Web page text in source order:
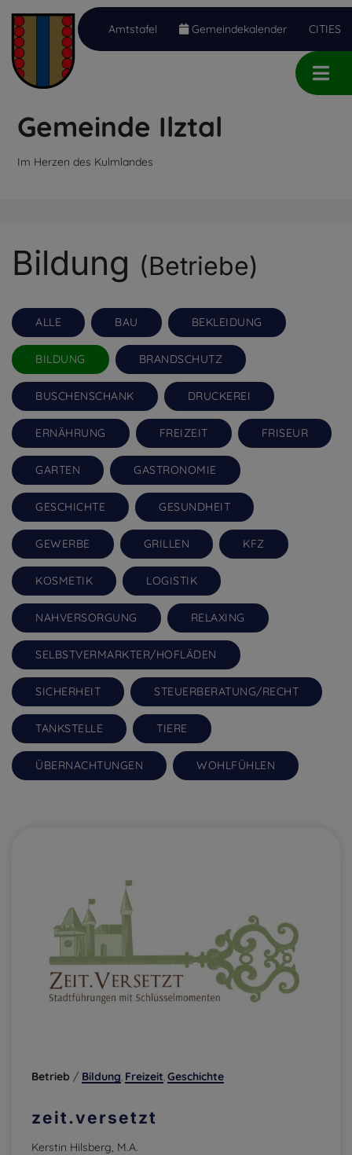
Inhalt
(Accesskey
1)
Hauptmenü
(Accesskey
2)
Quicklinks
(Accesskey
3)
Gemeinde Ilztal
Im Herzen des Kulmlandes
Amtstafel Gemeindekalender CITIES
Bildung (Betriebe)
ALLE BAU BEKLEIDUNG
BILDUNG BRANDSCHUTZ
BUSCHENSCHANK DRUCKEREI
ERNÄHRUNG FREIZEIT FRISEUR
GARTEN GASTRONOMIE
GESCHICHTE GESUNDHEIT
GEWERBE GRILLEN KFZ
KOSMETIK LOGISTIK
NAHVERSORGUNG RELAXING
SELBSTVERMARKTER/HOFLÄDEN
SICHERHEIT STEUERBERATUNG/RECHT
TANKSTELLE TIERE
ÜBERNACHTUNGEN WOHLFÜHLEN
Betrieb / Bildung Freizeit Geschichte
zeit.versetzt
Kerstin Hilsberg, M.A.